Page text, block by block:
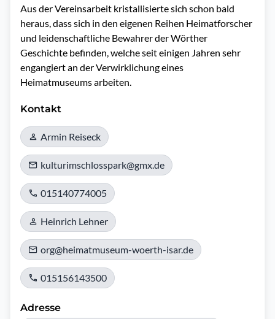
Aus der Vereinsarbeit kristallisierte sich schon bald
heraus, dass sich in den eigenen Reihen Heimatforscher
und leidenschaftliche Bewahrer der Wörther
Geschichte befinden, welche seit einigen Jahren sehr
engangiert an der Verwirklichung eines
Heimatmuseums arbeiten.
Kontakt
Armin Reiseck
kulturimschlosspark@gmx.de
015140774005
Heinrich Lehner
org@heimatmuseum-woerth-isar.de
015156143500
Adresse